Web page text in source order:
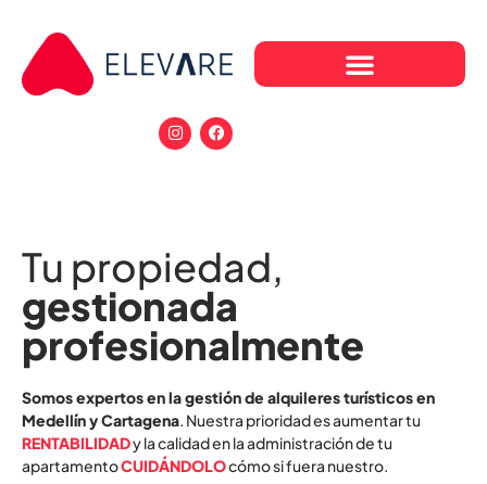
Tu propiedad,
gestionada
profesionalmente
Somos expertos en la gestión de alquileres turísticos en
Medellín y Cartagena. Nuestra prioridad es aumentar tu
RENTABILIDADy la calidad en la administración de tu
apartamentoCUIDÁNDOLOcómo si fuera nuestro.